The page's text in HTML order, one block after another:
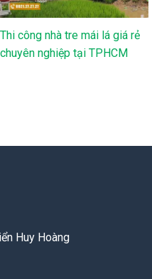
Thi công nhà tre mái lá giá rẻ
chuyên nghiệp tại TPHCM
Huy Hoàng